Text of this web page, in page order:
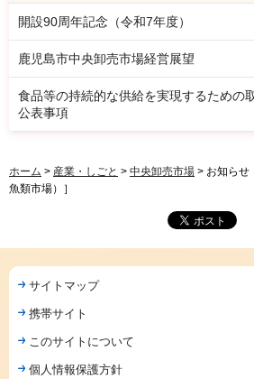
開設90周年記念（令和7年度）
鹿児島市中央卸売市場経営展望
食品等の持続的な供給を実現するための
公表事項
ホーム > 産業・しごと > 中央卸売市場 > お知らせ
魚類市場）］
サイトマップ
携帯サイト
このサイトについて
個人情報保護方針